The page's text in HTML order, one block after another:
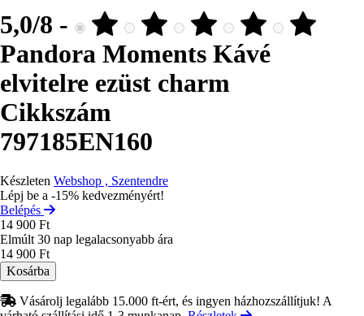
5,0/8 -
Pandora Moments Kávé
elvitelre ezüst charm
Cikkszám
797185EN160
Készleten Webshop , Szentendre
Lépj be a -15% kedvezményért!
Belépés
14 900 Ft
Elmúlt 30 nap legalacsonyabb ára
14 900 Ft
Vásárolj legalább 15.000 ft-ért, és ingyen házhozszállítjuk! A